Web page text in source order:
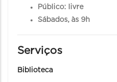
Público: livre
Sábados, às 9h
Serviços
Biblioteca